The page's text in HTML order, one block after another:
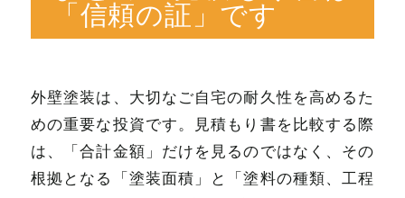
「信頼の証」です
外壁塗装は、大切なご自宅の耐久性を高めるた
めの重要な投資です。見積もり書を比較する際
は、「合計金額」だけを見るのではなく、その
根拠となる「塗装面積」と「塗料の種類、工程